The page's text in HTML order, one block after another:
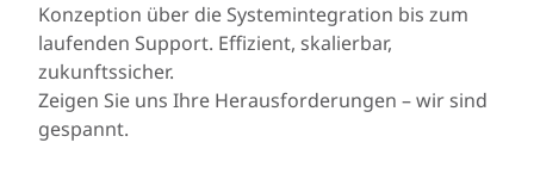
Konzeption über die Systemintegration bis zum
laufenden Support. Effizient, skalierbar,
zukunftssicher.
Zeigen Sie uns Ihre Herausforderungen – wir sind
gespannt.